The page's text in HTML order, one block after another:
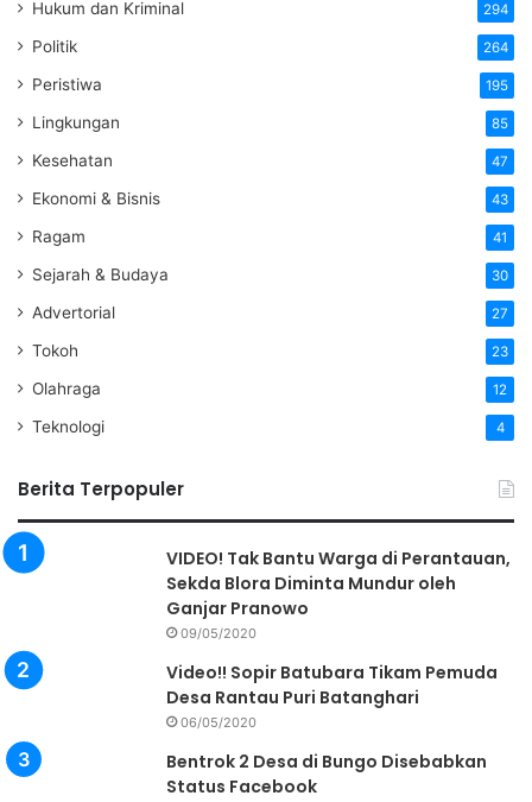
Hukum dan Kriminal 294
Politik 264
Peristiwa 195
Lingkungan 85
Kesehatan 47
Ekonomi & Bisnis 43
Ragam 41
Sejarah & Budaya 30
Advertorial 27
Tokoh 23
Olahraga 12
Teknologi 4
Berita Terpopuler
VIDEO! Tak Bantu Warga di Perantauan,
Sekda Blora Diminta Mundur oleh
Ganjar Pranowo
09/05/2020
Video!! Sopir Batubara Tikam Pemuda
Desa Rantau Puri Batanghari
06/05/2020
Bentrok 2 Desa di Bungo Disebabkan
Status Facebook